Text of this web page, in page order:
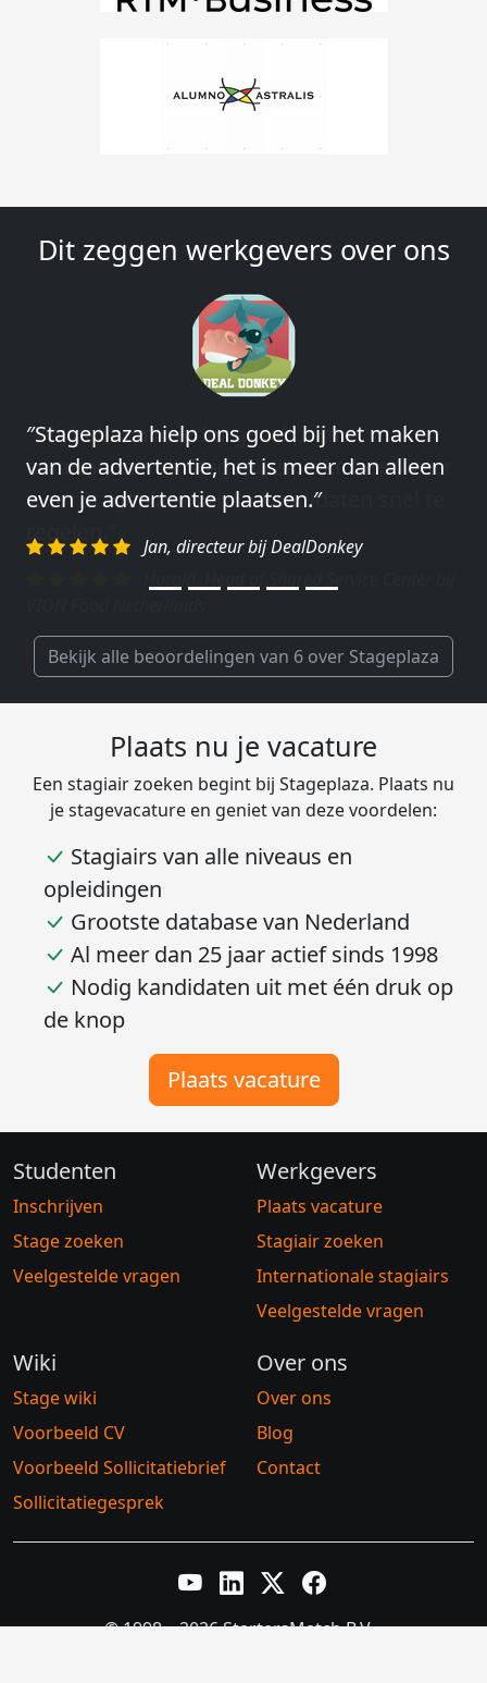
Dit zeggen werkgevers over ons
″Stageplaza hielp ons goed bij het maken
van de advertentie, het is meer dan alleen
even je advertentie plaatsen.″
Jan, directeur bij DealDonkey
″Wij hebben in ieder geval prima
ervaringen met Stageplaza: elke keer weer
weet Stageplaza prima kandidaten snel te
regelen.″
Bekijk alle beoordelingen van 6 over Stageplaza
Plaats nu je vacature
Een stagiair zoeken begint bij Stageplaza. Plaats nu
je stagevacature en geniet van deze voordelen:
Stagiairs van alle niveaus en
opleidingen
Grootste database van Nederland
Al meer dan 25 jaar actief sinds 1998
Nodig kandidaten uit met één druk op
de knop
Plaats vacature
Studenten
Inschrijven
Stage zoeken
Veelgestelde vragen
Werkgevers
Plaats vacature
Stagiair zoeken
Internationale stagiairs
Veelgestelde vragen
Wiki
Stage wiki
Voorbeeld CV
Voorbeeld Sollicitatiebrief
Sollicitatiegesprek
Over ons
Over ons
Blog
Contact
YouTubeLinkedInTwitter XFacebook
© 1998 – 2026 StartersMatch B.V.